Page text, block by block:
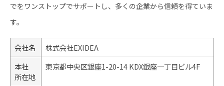
でをワンストップでサポートし、多くの企業から信頼を得ていま
す。
会社名
株式会社EXIDEA
本社
所在地
東京都中央区銀座1-20-14 KDX銀座一丁目ビル4F